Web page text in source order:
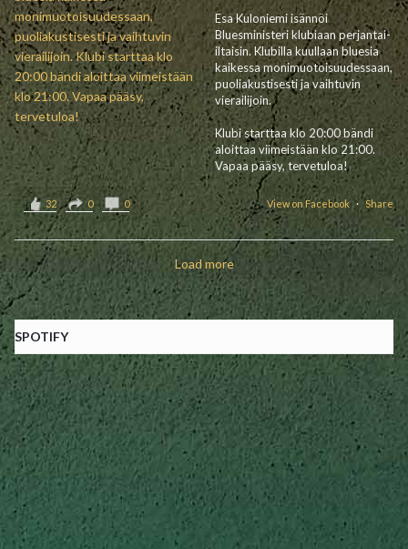
Esa Kuloniemi isännöi
Bluesministeri klubiaan perjantai-
iltaisin. Klubilla kuullaan bluesia
kaikessa monimuotoisuudessaan,
puoliakustisesti ja vaihtuvin
vierailijoin.
Klubi starttaa klo 20:00 bändi
aloittaa viimeistään klo 21:00.
Vapaa pääsy, tervetuloa!
View on Facebook · Share
32 0 0
Load more
SPOTIFY